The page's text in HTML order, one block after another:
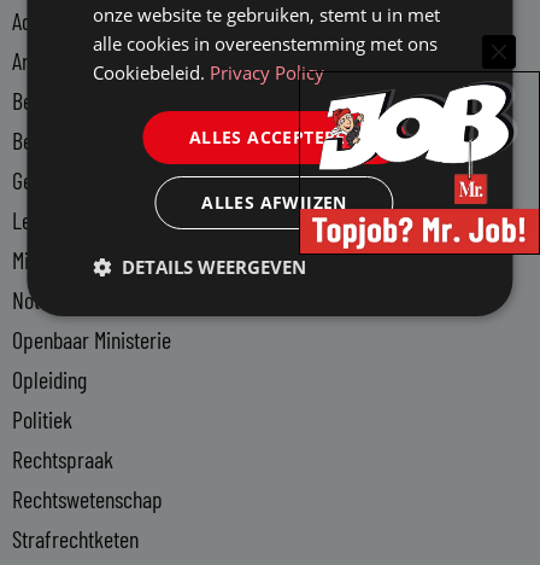
Advocatuur
Arbeidsmarkt
Bedrijfsjuristen
Bedrijfsvoering
Gerechtsdeurwaarders
Legal Tech
Ministerie van Justitie en Veiligheid
Notariaat
Openbaar Ministerie
Opleiding
Politiek
Rechtspraak
Rechtswetenschap
Strafrechtketen
onze website te gebruiken, stemt u in met
alle cookies in overeenstemming met ons
Cookiebeleid. Privacy Policy
ALLES ACCEPTEREN
ALLES AFWIJZEN
DETAILS WEERGEVEN